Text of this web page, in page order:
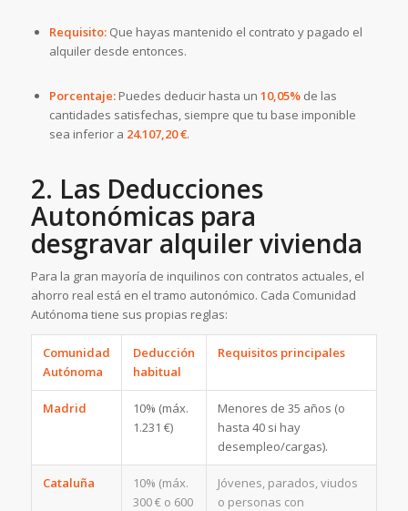
Requisito:Que hayas mantenido el contrato y pagado el
alquiler desde entonces.
Porcentaje:Puedes deducir hasta un 10,05%de las
cantidades satisfechas, siempre que tu base imponible
sea inferior a 24.107,20 €.
2. Las Deducciones
Autonómicas para
desgravar alquiler vivienda
Para la gran mayoría de inquilinos con contratos actuales, el
ahorro real está en el tramo autonómico. Cada Comunidad
Autónoma tiene sus propias reglas:
Comunidad
Autónoma
Deducción
habitual
Requisitos principales
Madrid
10% (máx.
1.231 €)
Menores de 35 años (o
hasta 40 si hay
desempleo/cargas).
Cataluña
10% (máx.
300 € o 600
Jóvenes, parados, viudos
o personas con